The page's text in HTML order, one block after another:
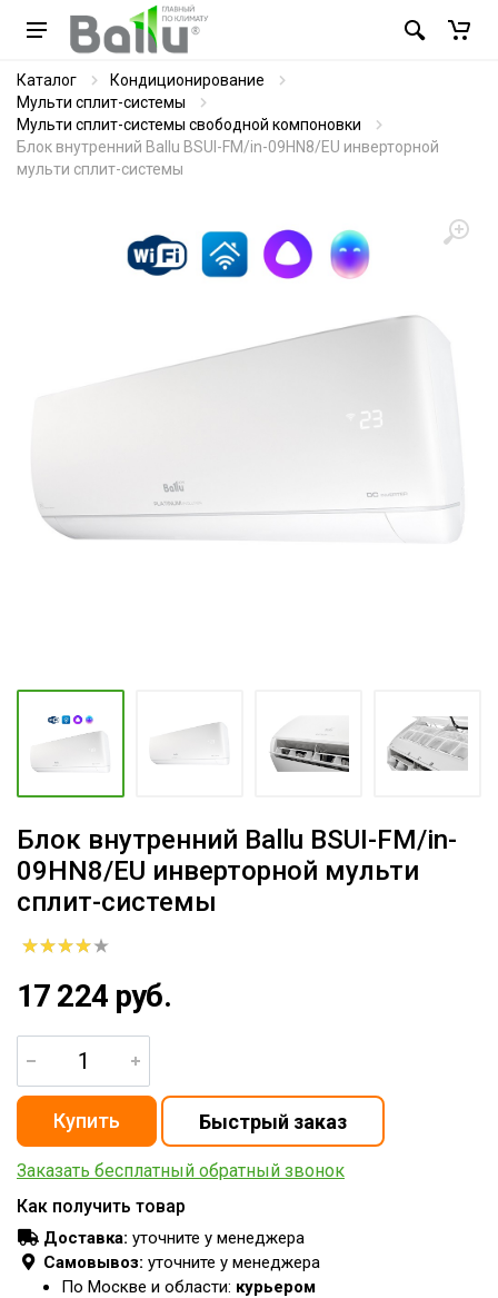
Каталог
Кондиционирование
Мульти сплит-системы
Мульти сплит-системы свободной компоновки
Блок внутренний Ballu BSUI-FM/in-09HN8/EU инверторной
мульти сплит-системы
Блок внутренний Ballu BSUI-FM/in-
09HN8/EU инверторной мульти
сплит-системы
17 224 руб.
Заказать бесплатный обратный звонок
Как получить товар
Доставка: уточните у менеджера
Самовывоз: уточните у менеджера
По Москве и области: курьером